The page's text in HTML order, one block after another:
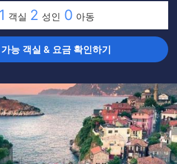
1 객실 2 성인 0 아동
능 객실 & 요금 확인하기